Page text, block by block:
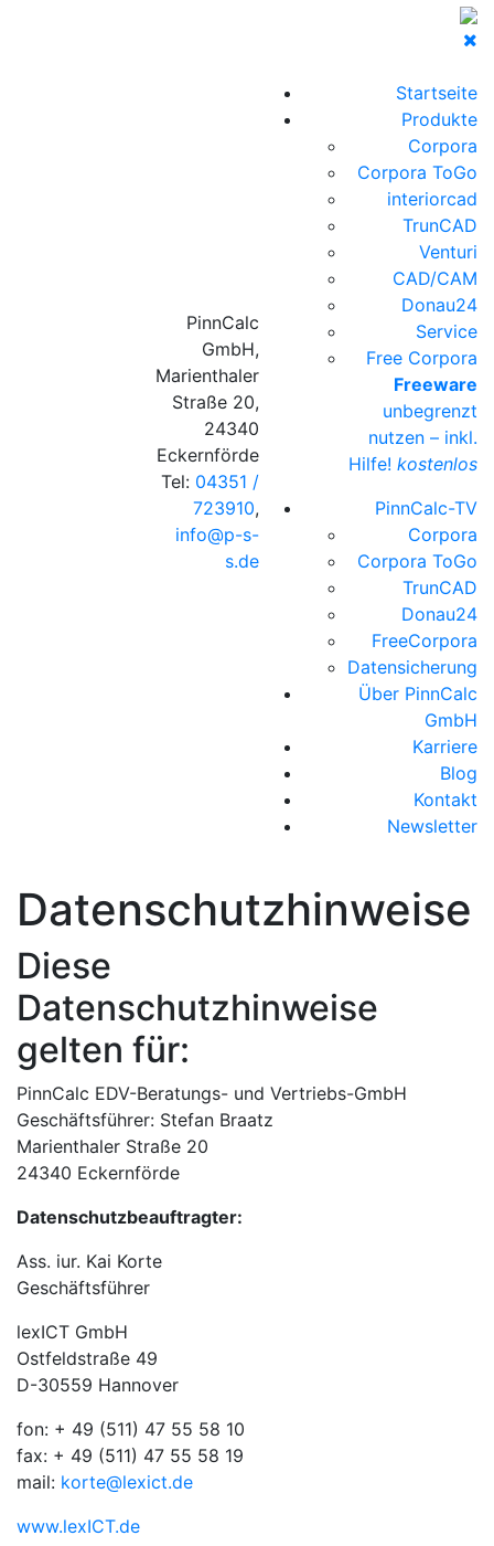
PinnCalc
GmbH,
Marienthaler
Straße 20,
24340
Eckernförde
Tel: 04351 /
723910,
info@p-s-
s.de
Startseite
Produkte
Corpora
Corpora ToGo
interiorcad
TrunCAD
Venturi
CAD/CAM
Donau24
Service
Free Corpora
Freeware
unbegrenzt
nutzen – inkl.
Hilfe! kostenlos
PinnCalc-TV
Corpora
Corpora ToGo
TrunCAD
Donau24
FreeCorpora
Datensicherung
Über PinnCalc
GmbH
Karriere
Blog
Kontakt
Newsletter
Datenschutzhinweise
Diese
Datenschutzhinweise
gelten für:
PinnCalc EDV-Beratungs- und Vertriebs-GmbH
Geschäftsführer: Stefan Braatz
Marienthaler Straße 20
24340 Eckernförde
Datenschutzbeauftragter:
Ass. iur. Kai Korte
Geschäftsführer
lexICT GmbH
Ostfeldstraße 49
D-30559 Hannover
fon: + 49 (511) 47 55 58 10
fax: + 49 (511) 47 55 58 19
mail: korte@lexict.de
www.lexICT.de